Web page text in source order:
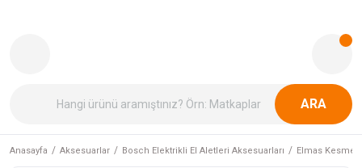
ARA
Anasayfa Aksesuarlar Bosch Elektrikli El Aletleri Aksesuarları Elmas Kesme